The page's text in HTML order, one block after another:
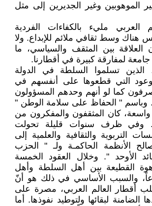
الموهوبين وغير الجديرين إلى مثل
العربي مليء بالكفاءات الفردية
هناك وسط ثقافي ملائم للإبداع. ولا
بين المثقف والسياسي، ما
لمفارقة كبيرة في أقطارنا.
الذين تسلموا السلطة في الدولة
الوعود التي قطعوها على أنفسهم في
كما لو أنهم وحدهم المسؤولون
وباسم " الحفاظ على سلامة الوطن "
كان المثقفون والمفكرون من
وفي ظرف سنوات قليلة تحولت
التربوية والثقافية والعلمية إلى
الأنظمة الحاكمـة ولـ " الحزب
الأوحد ". وخلال العقود الخمسة
هوة القطيعة بين أهل السلطة وأهل
والسبب الأساسي في ذلك هو أنّ
أقطار العالم العربي، مصرة على
الضامنة لبقائها ولتوطيد نفوذها. أما